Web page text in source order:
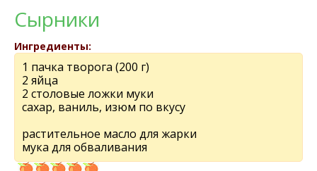
Сырники
Ингредиенты:
1 пачка творога (200 г)
2 яйца
2 столовые ложки муки
сахар, ваниль, изюм по вкусу
растительное масло для жарки
мука для обваливания